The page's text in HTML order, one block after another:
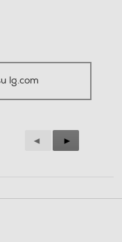
la
lg.com
Precedente
Reviews
◄
Successiva
Reviews
►